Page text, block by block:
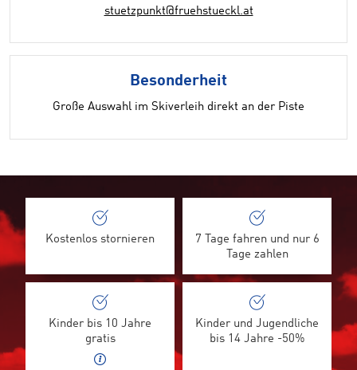
stuetzpunkt@fruehstueckl.at
Besonderheit
Große Auswahl im Skiverleih direkt an der Piste
Kostenlos stornieren
7 Tage fahren und nur 6
Tage zahlen
Kinder bis 10 Jahre
gratis
Kinder und Jugendliche
bis 14 Jahre -50%